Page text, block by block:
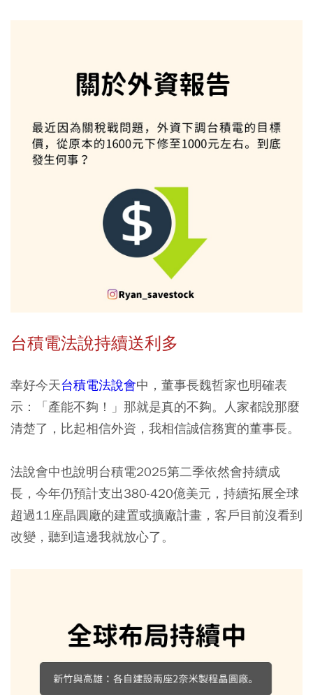
台積電法說持續送利多
幸好今天台積電法說會中，董事長魏哲家也明確表
示：「產能不夠！」那就是真的不夠。人家都說那麼
清楚了，比起相信外資，我相信誠信務實的董事長。
法說會中也說明台積電2025第二季依然會持續成
長，今年仍預計支出380-420億美元，持續拓展全球
超過11座晶圓廠的建置或擴廠計畫，客戶目前沒看到
改變，聽到這邊我就放心了。